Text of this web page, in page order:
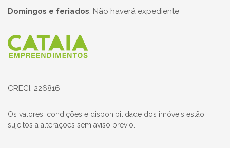
Domingos e feriados: Não haverá expediente
Página inicial
CRECI: 226816
Os valores, condições e disponibilidade dos imóveis estão
sujeitos a alterações sem aviso prévio.